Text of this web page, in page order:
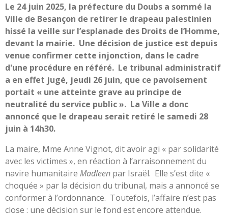
Le 24 juin 2025, la préfecture du Doubs a sommé la
Ville de Besançon de retirer le drapeau palestinien
hissé la veille sur l’esplanade des Droits de l’Homme,
devant la mairie. Une décision de justice est depuis
venue confirmer cette injonction, dans le cadre
d'une procédure en référé. Le tribunal administratif
a en effet jugé, jeudi 26 juin, que ce pavoisement
portait « une atteinte grave au principe de
neutralité du service public ». La Ville a donc
annoncé que le drapeau serait retiré le samedi 28
juin à 14h30.
La maire, Mme Anne Vignot, dit avoir agi « par solidarité
avec les victimes », en réaction à l’arraisonnement du
navire humanitaire Madleen par Israël. Elle s’est dite «
choquée » par la décision du tribunal, mais a annoncé se
conformer à l’ordonnance. Toutefois, l’affaire n’est pas
close : une décision sur le fond est encore attendue.